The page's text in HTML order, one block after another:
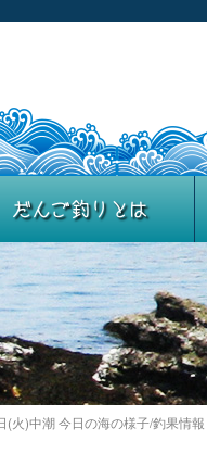
だんご釣りとは
(火)中潮 今日の海の様子/釣果情報